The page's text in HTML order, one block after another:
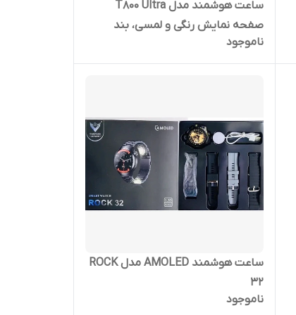
ساعت هوشمند مدل T800 Ultra
صفحه نمایش رنگی و لمسی، بند
سیلیکون، فرم صفحه مربع
ناموجود
ساعت هوشمند AMOLED مدل ROCK
32
ناموجود